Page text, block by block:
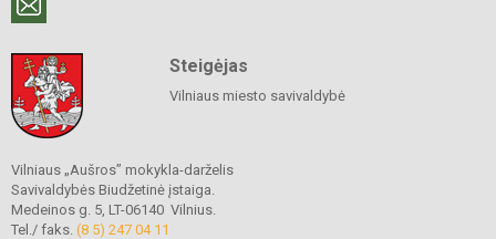
Steigėjas
Vilniaus miesto savivaldybė
Vilniaus „Aušros” mokykla-darželis
Savivaldybės Biudžetinė įstaiga.
Medeinos g. 5, LT-06140 Vilnius.
Tel./ faks. (8 5) 247 04 11